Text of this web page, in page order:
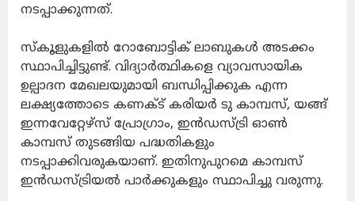
നടപ്പാക്കുന്നത്.
സ്കൂളുകളിൽ റോബോട്ടിക് ലാബുകൾ അടക്കം
സ്ഥാപിച്ചിട്ടുണ്ട്. വിദ്യാർത്ഥികളെ വ്യാവസായിക
ഉല്പാദന മേഖലയുമായി ബന്ധിപ്പിക്കുക എന്ന
ലക്ഷ്യത്തോടെ കണക്ട് കരിയർ ടു കാമ്പസ്, യങ്ങ്
ഇന്നവേറ്റേഴ്സ് പ്രോഗ്രാം, ഇൻഡസ്ട്രി ഓൺ
കാമ്പസ് തുടങ്ങിയ പദ്ധതികളും
നടപ്പാക്കിവരുകയാണ്. ഇതിനുപുറമെ കാമ്പസ്
ഇൻഡസ്ട്രിയൽ പാർക്കുകളും സ്ഥാപിച്ചു വരുന്നു.